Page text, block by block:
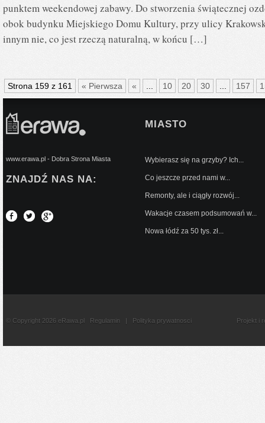
punktem weekendowej zabawy. Do stworzenia świątecznej
obok budynku Miejskiego Domu Kultury, przy ulicy
innym nie, co jest rzeczą naturalną, w końcu […]
Strona 159 z 161 « Pierwsza « 10 20 30 157
www.erawa.pl - Dobra Strona Miasta
ZNAJDŹ NAS NA:
MIASTO
Wybierasz się na grzyby? Ich...
Co jeszcze przed nami w...
Remonty, ale i ciągły rozwój...
Wakacje czasem podsumowań w...
Nowa łódź za 50 tys. zł...
© Copyright 2026 eRawa.pl Regulamin | Polityka prywatnosci Projekt i